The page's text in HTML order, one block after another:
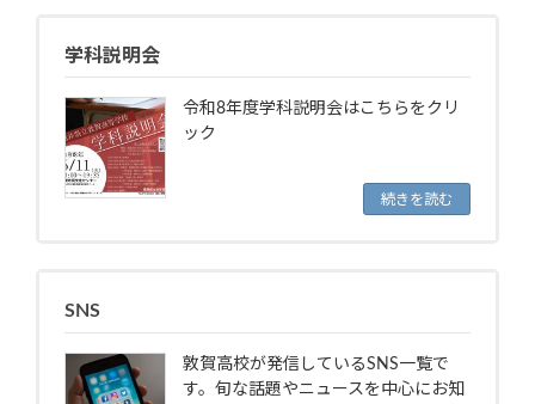
学科説明会
令和8年度学科説明会はこちらをクリ
ック
続きを読む
SNS
敦賀高校が発信しているSNS一覧で
す。旬な話題やニュースを中心にお知